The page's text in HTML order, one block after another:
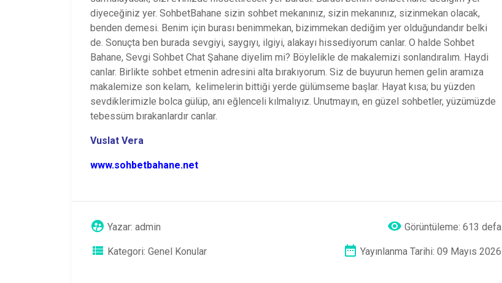
diyeceğiniz yer. SohbetBahane sizin sohbet mekanınız, sizin mekanınız, sizinmekan olacak,
benden demesi. Benim için burası benimmekan, bizimmekan dediğim yer olduğundandır belki
de. Sonuçta ben burada sevgiyi, saygıyı, ilgiyi, alakayı hissediyorum canlar. O halde Sohbet
Bahane, Sevgi Sohbet Chat Şahane diyelim mi? Böylelikle de makalemizi sonlandıralım. Haydi
canlar. Birlikte sohbet etmenin adresini alta bırakıyorum. Siz de buyurun hemen gelin aramıza
makalemize son kelam, kelimelerin bittiği yerde gülümseme başlar. Hayat kısa; bu yüzden
sevdiklerimizle bolca gülüp, anı eğlenceli kılmalıyız. Unutmayın, en güzel sohbetler, yüzümüzde
tebessüm bırakanlardır canlar.
Vuslat Vera
www.sohbetbahane.net
Yazar: admin Görüntüleme: 613 defa
Kategori: Genel Konular Yayınlanma Tarihi: 09 Mayıs 2026